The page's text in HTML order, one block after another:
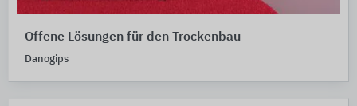
Offene Lösungen für den Trockenbau
Danogips